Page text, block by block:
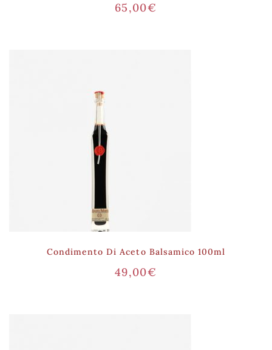
65,00€
Condimento Di Aceto Balsamico 100ml
49,00€